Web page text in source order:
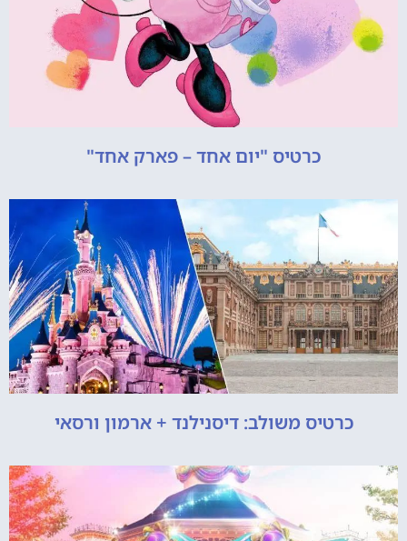
כרטיס "יום אחד – פארק אחד"
כרטיס משולב: דיסנילנד + ארמון ורסאי